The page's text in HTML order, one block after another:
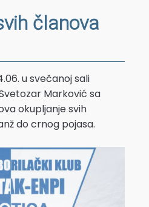
članova
u svečanoj sali
Marković sa
okupljanje svih
do crnog pojasa.